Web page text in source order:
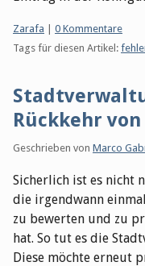
Kategorien:
Zarafa | 0 Kommentare
Tags für diesen Artikel:
Rückkehr
Geschrieben von Marco
Sicherlich ist es nicht
die irgendwann
zu bewerten und zu
hat. So tut es die
Diese möchte erneut